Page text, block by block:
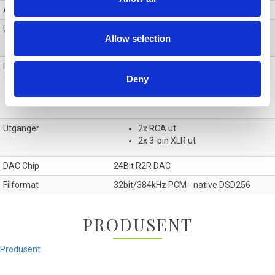
Allow selection
Deny
Anbefalt impedanse
Utgangseffekt
6,3 mm: 1220 mW
Innganger
Coaxial
Utganger
2x RCA ut
2x 3-pin XLR ut
DAC Chip
24Bit R2R DAC
Filformat
32bit/384kHz PCM - native DSD256
PRODUSENT
Produsent